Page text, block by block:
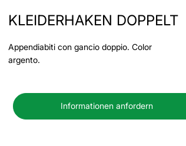
KLEIDERHAKEN DOPPELT
Appendiabiti con gancio doppio. Color
argento.
Informationen anfordern